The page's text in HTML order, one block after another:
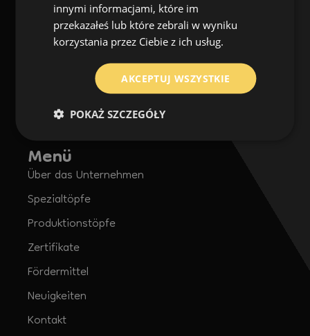
Über uns
N-Designs
ul. Kryniczanka 3A
43-230 Goczałkowice Zdrój
Tel.: +48 783 880 326
E-Mail: inf.ndesigns@gmail.com
Menü
Über das Unternehmen
Spezialtöpfe
Produktionstöpfe
Zertifikate
Fördermittel
Neuigkeiten
Kontakt
innymi informacjami, które im
przekazałeś lub które zebrali w wyniku
korzystania przez Ciebie z ich usług.
AKCEPTUJ WSZYSTKIE
POKAŻ SZCZEGÓŁY